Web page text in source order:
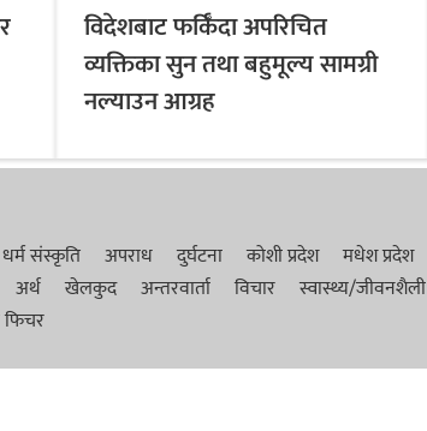
विदेशबाट फर्किँदा अपरिचित
व्यक्तिका सुन तथा बहुमूल्य सामग्री
नल्याउन आग्रह
धर्म संस्कृति अपराध दुर्घटना कोशी प्रदेश मधेश प्रदेश
अर्थ खेलकुद अन्तरवार्ता विचार स्वास्थ्य/जीवनशैली
फिचर